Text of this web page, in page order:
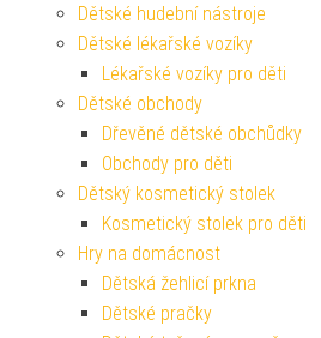
Dětské hudební nástroje
Dětské lékařské vozíky
Lékařské vozíky pro děti
Dětské obchody
Dřevěné dětské obchůdky
Obchody pro děti
Dětský kosmetický stolek
Kosmetický stolek pro děti
Hry na domácnost
Dětská žehlicí prkna
Dětské pračky